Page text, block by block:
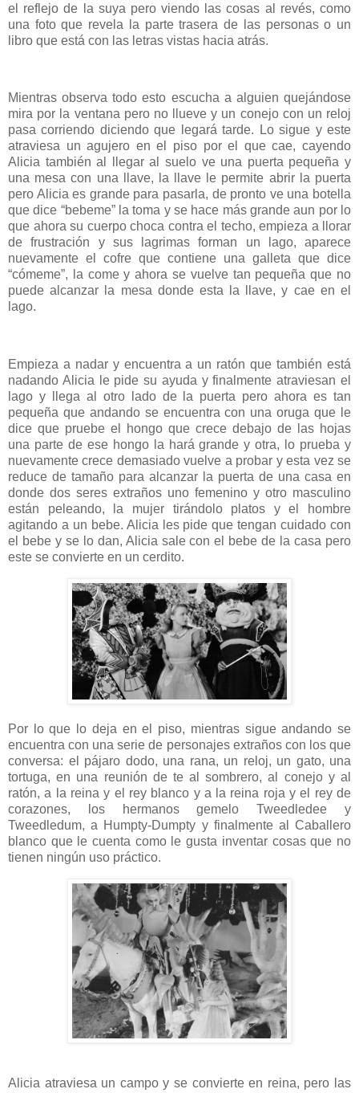
el reflejo de la suya pero viendo las cosas al revés, como
una foto que revela la parte trasera de las personas o un
libro que está con las letras vistas hacia atrás.
Mientras observa todo esto escucha a alguien quejándose
mira por la ventana pero no llueve y un conejo con un reloj
pasa corriendo diciendo que legará tarde. Lo sigue y este
atraviesa un agujero en el piso por el que cae, cayendo
Alicia también al llegar al suelo ve una puerta pequeña y
una mesa con una llave, la llave le permite abrir la puerta
pero Alicia es grande para pasarla, de pronto ve una botella
que dice “bebeme” la toma y se hace más grande aun por lo
que ahora su cuerpo choca contra el techo, empieza a llorar
de frustración y sus lagrimas forman un lago, aparece
nuevamente el cofre que contiene una galleta que dice
“cómeme”, la come y ahora se vuelve tan pequeña que no
puede alcanzar la mesa donde esta la llave, y cae en el
lago.
Empieza a nadar y encuentra a un ratón que también está
nadando Alicia le pide su ayuda y finalmente atraviesan el
lago y llega al otro lado de la puerta pero ahora es tan
pequeña que andando se encuentra con una oruga que le
dice que pruebe el hongo que crece debajo de las hojas
una parte de ese hongo la hará grande y otra, lo prueba y
nuevamente crece demasiado vuelve a probar y esta vez se
reduce de tamaño para alcanzar la puerta de una casa en
donde dos seres extraños uno femenino y otro masculino
están peleando, la mujer tirándolo platos y el hombre
agitando a un bebe. Alicia les pide que tengan cuidado con
el bebe y se lo dan, Alicia sale con el bebe de la casa pero
este se convierte en un cerdito.
Por lo que lo deja en el piso, mientras sigue andando se
encuentra con una serie de personajes extraños con los que
conversa: el pájaro dodo, una rana, un reloj, un gato, una
tortuga, en una reunión de te al sombrero, al conejo y al
ratón, a la reina y el rey blanco y a la reina roja y el rey de
corazones, los hermanos gemelo Tweedledee y
Tweedledum, a Humpty-Dumpty y finalmente al Caballero
blanco que le cuenta como le gusta inventar cosas que no
tienen ningún uso práctico.
Alicia atraviesa un campo y se convierte en reina, pero las